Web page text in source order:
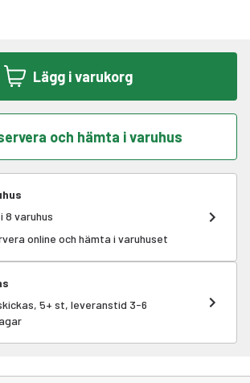
Lägg i varukorg
och hämta i varuhus
8 varuhus
online och hämta i varuhuset
5+ st, leveranstid 3-6